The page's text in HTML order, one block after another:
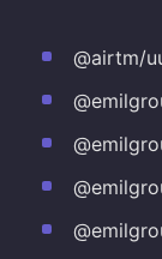
@airtm/